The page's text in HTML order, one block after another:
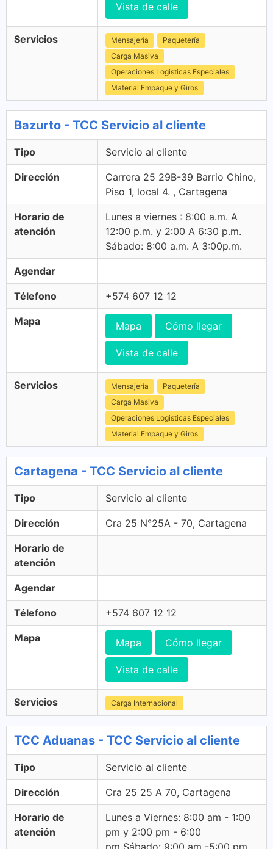
Vista de calle
Servicios Mensajería
Paquetería
Carga Masiva
Operaciones Logisticas Especiales
Material Empaque y Giros
Bazurto - TCC Servicio al cliente
Tipo Servicio al cliente
Dirección
Carrera 25 29B-39 Barrio Chino,
Piso 1, local 4. , Cartagena
Horario de
atención
Lunes a viernes : 8:00 a.m. A
12:00 p.m. y 2:00 A 6:30 p.m.
Sábado: 8:00 a.m. A 3:00p.m.
Agendar
Télefono +574 607 12 12
Mapa Mapa Cómo llegar
Vista de calle
Servicios Mensajería
Paquetería
Carga Masiva
Operaciones Logisticas Especiales
Material Empaque y Giros
Cartagena - TCC Servicio al cliente
Tipo Servicio al cliente
Dirección Cra 25 N°25A - 70, Cartagena
Horario de
atención
Agendar
Télefono +574 607 12 12
Mapa Mapa Cómo llegar
Vista de calle
Servicios Carga Internacional
TCC Aduanas - TCC Servicio al cliente
Tipo Servicio al cliente
Dirección Cra 25 25 A 70, Cartagena
Horario de
atención
Lunes a Viernes: 8:00 am - 1:00
pm y 2:00 pm - 6:00
pm Sábado: 9:00 am -5:00 pm